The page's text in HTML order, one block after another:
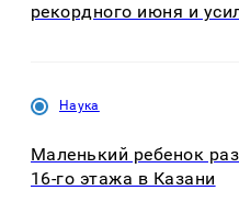
рекордного июня и
Наука
Маленький ребенок
16-го этажа в Казани